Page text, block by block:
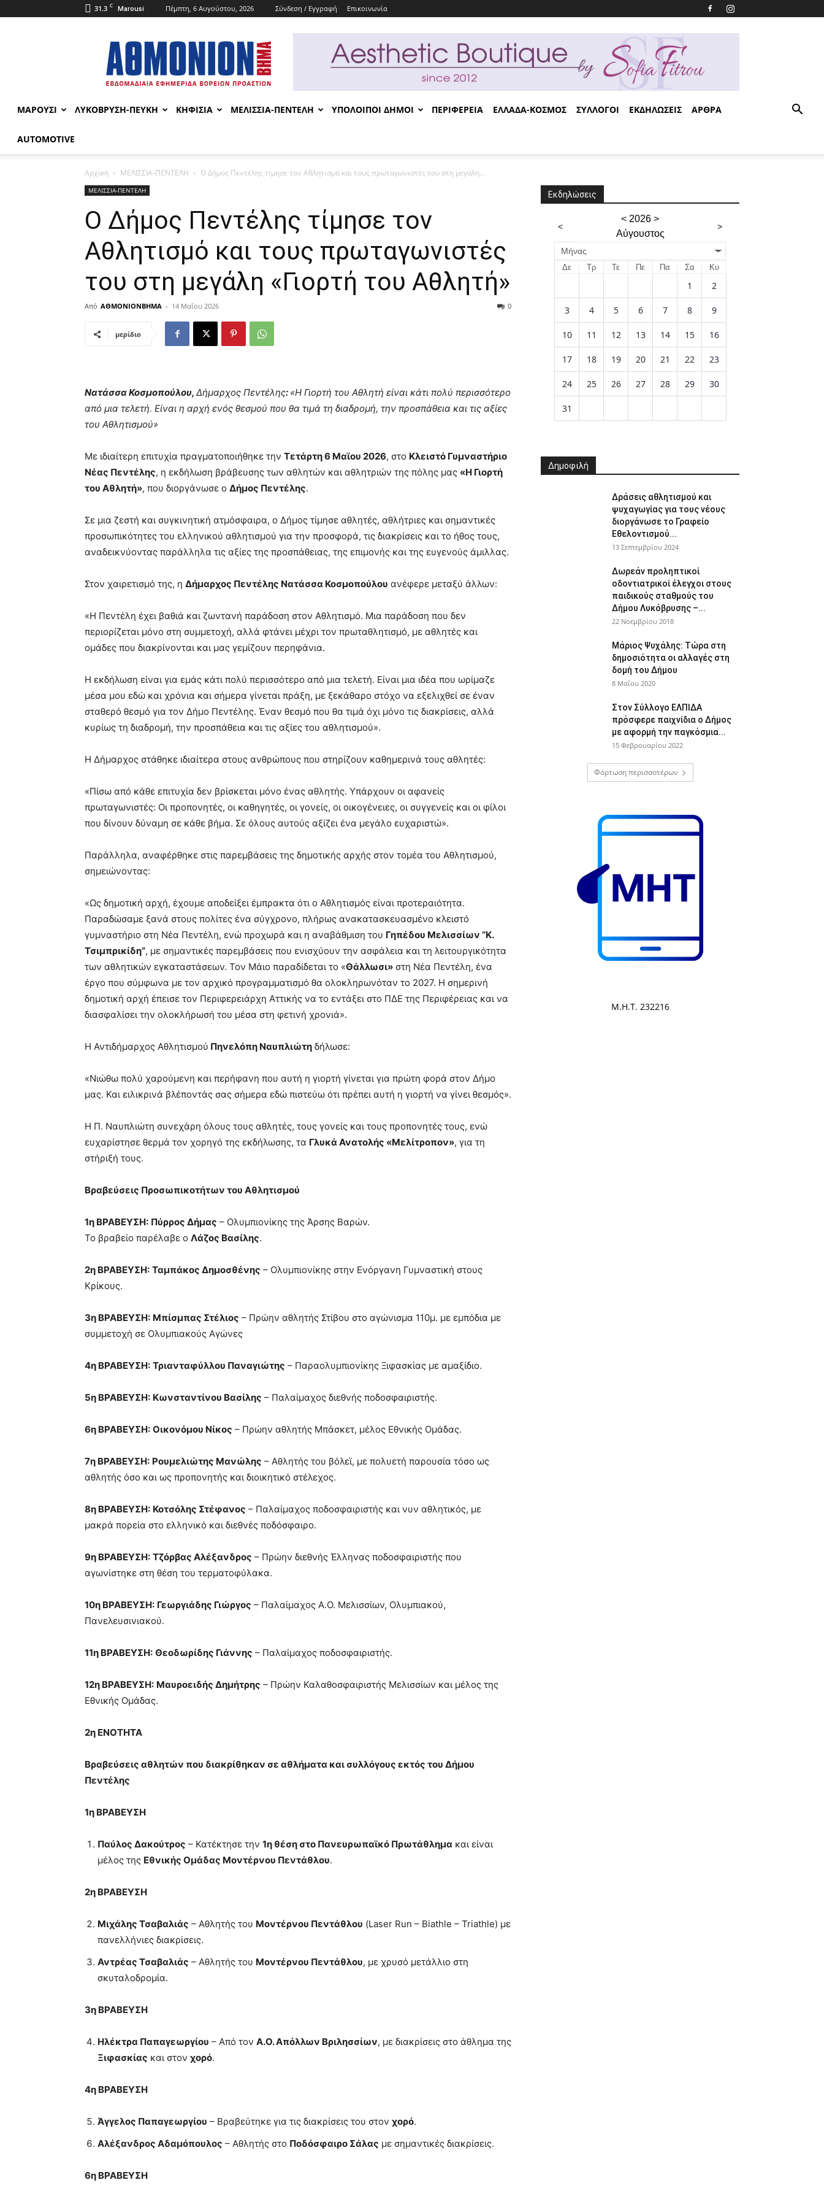
31.3 C Marousi Πέμπτη, 6 Αυγούστου, 2026 Σύνδεση / Εγγραφή Επικοινωνία
ΑΘΜΟΝΙΟΝ
ΒΗΜΑ
ΜΑΡΟΥΣΙ ΛΥΚΟΒΡΥΣΗ-ΠΕΥΚΗ ΚΗΦΙΣΙΑ ΜΕΛΙΣΣΙΑ-ΠΕΝΤΕΛΗ ΥΠΟΛΟΙΠΟΙ ΔΗΜΟΙ ΠΕΡΙΦΕΡΕΙΑ ΕΛΛΑΔΑ-ΚΟΣΜΟΣ ΣΥΛΛΟΓΟΙ ΕΚΔΗΛΩΣΕΙΣ ΑΡΘΡΑ
AUTOMOTIVE
Αρχική ΜΕΛΙΣΣΙΑ-ΠΕΝΤΕΛΗ Ο Δήμος Πεντέλης τίμησε τον Αθλητισμό και τους πρωταγωνιστές του στη μεγάλη...
ΜΕΛΙΣΣΙΑ-ΠΕΝΤΕΛΗ
Ο Δήμος Πεντέλης τίμησε τον
Αθλητισμό και τους πρωταγωνιστές
του στη μεγάλη «Γιορτή του Αθλητή»
Από ΑΘΜΟΝΙΟΝΒΗΜΑ - 14 Μαΐου 2026 0
μερίδιο
Νατάσσα Κοσμοπούλου, Δήμαρχος Πεντέλης: «Η Γιορτή του Αθλητή είναι κάτι πολύ περισσότερο
από μια τελετή. Είναι η αρχή ενός θεσμού που θα τιμά τη διαδρομή, την προσπάθεια και τις αξίες
του Αθλητισμού»
Με ιδιαίτερη επιτυχία πραγματοποιήθηκε την Τετάρτη 6 Μαϊου 2026, στο Κλειστό Γυμναστήριο
Νέας Πεντέλης, η εκδήλωση βράβευσης των αθλητών και αθλητριών της πόλης μας «Η Γιορτή
του Αθλητή», που διοργάνωσε ο Δήμος Πεντέλης.
Σε μια ζεστή και συγκινητική ατμόσφαιρα, ο Δήμος τίμησε αθλητές, αθλήτριες και σημαντικές
προσωπικότητες του ελληνικού αθλητισμού για την προσφορά, τις διακρίσεις και το ήθος τους,
αναδεικνύοντας παράλληλα τις αξίες της προσπάθειας, της επιμονής και της ευγενούς άμιλλας.
Στον χαιρετισμό της, η Δήμαρχος Πεντέλης Νατάσσα Κοσμοπούλου ανέφερε μεταξύ άλλων:
«Η Πεντέλη έχει βαθιά και ζωντανή παράδοση στον Αθλητισμό. Μια παράδοση που δεν
περιορίζεται μόνο στη συμμετοχή, αλλά φτάνει μέχρι τον πρωταθλητισμό, με αθλητές και
ομάδες που διακρίνονται και μας γεμίζουν περηφάνια.
Η εκδήλωση είναι για εμάς κάτι πολύ περισσότερο από μια τελετή. Είναι μια ιδέα που ωρίμαζε
μέσα μου εδώ και χρόνια και σήμερα γίνεται πράξη, με ξεκάθαρο στόχο να εξελιχθεί σε έναν
σταθερό θεσμό για τον Δήμο Πεντέλης. Έναν θεσμό που θα τιμά όχι μόνο τις διακρίσεις, αλλά
κυρίως τη διαδρομή, την προσπάθεια και τις αξίες του αθλητισμού».
Η Δήμαρχος στάθηκε ιδιαίτερα στους ανθρώπους που στηρίζουν καθημερινά τους αθλητές:
«Πίσω από κάθε επιτυχία δεν βρίσκεται μόνο ένας αθλητής. Υπάρχουν οι αφανείς
πρωταγωνιστές: Οι προπονητές, οι καθηγητές, οι γονείς, οι οικογένειες, οι συγγενείς και οι φίλοι
που δίνουν δύναμη σε κάθε βήμα. Σε όλους αυτούς αξίζει ένα μεγάλο ευχαριστώ».
Παράλληλα, αναφέρθηκε στις παρεμβάσεις της δημοτικής αρχής στον τομέα του Αθλητισμού,
σημειώνοντας:
«Ως δημοτική αρχή, έχουμε αποδείξει έμπρακτα ότι ο Αθλητισμός είναι προτεραιότητα.
Παραδώσαμε ξανά στους πολίτες ένα σύγχρονο, πλήρως ανακατασκευασμένο κλειστό
γυμναστήριο στη Νέα Πεντέλη, ενώ προχωρά και η αναβάθμιση του Γηπέδου Μελισσίων “Κ.
Τσιμπρικίδη”, με σημαντικές παρεμβάσεις που ενισχύουν την ασφάλεια και τη λειτουργικότητα
των αθλητικών εγκαταστάσεων. Τον Μάιο παραδίδεται το «Θάλλωσι» στη Νέα Πεντέλη, ένα
έργο που σύμφωνα με τον αρχικό προγραμματισμό θα ολοκληρωνόταν το 2027. Η σημερινή
δημοτική αρχή έπεισε τον Περιφερειάρχη Αττικής να το εντάξει στο ΠΔΕ της Περιφέρειας και να
διασφαλίσει την ολοκλήρωσή του μέσα στη φετινή χρονιά».
Η Αντιδήμαρχος Αθλητισμού Πηνελόπη Ναυπλιώτη δήλωσε:
«Νιώθω πολύ χαρούμενη και περήφανη που αυτή η γιορτή γίνεται για πρώτη φορά στον Δήμο
μας. Και ειλικρινά βλέποντάς σας σήμερα εδώ πιστεύω ότι πρέπει αυτή η γιορτή να γίνει θεσμός».
Η Π. Ναυπλιώτη συνεχάρη όλους τους αθλητές, τους γονείς και τους προπονητές τους, ενώ
ευχαρίστησε θερμά τον χορηγό της εκδήλωσης, τα Γλυκά Ανατολής «Μελίτροπον», για τη
στήριξή τους.
Βραβεύσεις Προσωπικοτήτων του Αθλητισμού
1η ΒΡΑΒΕΥΣΗ: Πύρρος Δήμας – Ολυμπιονίκης της Άρσης Βαρών.
Το βραβείο παρέλαβε ο Λάζος Βασίλης.
2η ΒΡΑΒΕΥΣΗ: Ταμπάκος Δημοσθένης – Ολυμπιονίκης στην Ενόργανη Γυμναστική στους
Κρίκους.
3η ΒΡΑΒΕΥΣΗ: Μπίσμπας Στέλιος – Πρώην αθλητής Στίβου στο αγώνισμα 110μ. με εμπόδια με
συμμετοχή σε Ολυμπιακούς Αγώνες
4η ΒΡΑΒΕΥΣΗ: Τριανταφύλλου Παναγιώτης – Παραολυμπιονίκης Ξιφασκίας με αμαξίδιο.
5η ΒΡΑΒΕΥΣΗ: Κωνσταντίνου Βασίλης – Παλαίμαχος διεθνής ποδοσφαιριστής.
6η ΒΡΑΒΕΥΣΗ: Οικονόμου Νίκος – Πρώην αθλητής Μπάσκετ, μέλος Εθνικής Ομάδας.
7η ΒΡΑΒΕΥΣΗ: Ρουμελιώτης Μανώλης – Αθλητής του βόλεϊ, με πολυετή παρουσία τόσο ως
αθλητής όσο και ως προπονητής και διοικητικό στέλεχος.
8η ΒΡΑΒΕΥΣΗ: Κοτσόλης Στέφανος – Παλαίμαχος ποδοσφαιριστής και νυν αθλητικός, με
μακρά πορεία στο ελληνικό και διεθνές ποδόσφαιρο.
9η ΒΡΑΒΕΥΣΗ: Τζόρβας Αλέξανδρος – Πρώην διεθνής Έλληνας ποδοσφαιριστής που
αγωνίστηκε στη θέση του τερματοφύλακα.
10η ΒΡΑΒΕΥΣΗ: Γεωργιάδης Γιώργος – Παλαίμαχος Α.Ο. Μελισσίων, Ολυμπιακού,
Πανελευσινιακού.
11η ΒΡΑΒΕΥΣΗ: Θεοδωρίδης Γιάννης – Παλαίμαχος ποδοσφαιριστής.
12η ΒΡΑΒΕΥΣΗ: Μαυροειδής Δημήτρης – Πρώην Καλαθοσφαιριστής Μελισσίων και μέλος της
Εθνικής Ομάδας.
2η ΕΝΟΤΗΤΑ
Βραβεύσεις αθλητών που διακρίθηκαν σε αθλήματα και συλλόγους εκτός του Δήμου
Πεντέλης
1η ΒΡΑΒΕΥΣΗ
Παύλος Δακούτρος – Κατέκτησε την 1η θέση στο Πανευρωπαϊκό Πρωτάθλημα και είναι
μέλος της Εθνικής Ομάδας Μοντέρνου Πεντάθλου.
2η ΒΡΑΒΕΥΣΗ
Μιχάλης Τσαβαλιάς – Αθλητής του Μοντέρνου Πεντάθλου (Laser Run – Biathle – Triathle) με
πανελλήνιες διακρίσεις.
Αντρέας Τσαβαλιάς – Αθλητής του Μοντέρνου Πεντάθλου, με χρυσό μετάλλιο στη
σκυταλοδρομία.
3η ΒΡΑΒΕΥΣΗ
Ηλέκτρα Παπαγεωργίου – Από τον Α.Ο. Απόλλων Βριλησσίων, με διακρίσεις στο άθλημα της
Ξιφασκίας και στον χορό.
4η ΒΡΑΒΕΥΣΗ
Άγγελος Παπαγεωργίου – Βραβεύτηκε για τις διακρίσεις του στον χορό.
Αλέξανδρος Αδαμόπουλος – Αθλητής στο Ποδόσφαιρο Σάλας με σημαντικές διακρίσεις.
6η ΒΡΑΒΕΥΣΗ
Εκδηλώσεις
<
< 2026 >
Αύγουστος
>
Μήνας
Δε Τρ Τε Πε Πα Σα Κυ
1 2
3 4 5 6 7 8 9
10 11 12 13 14 15 16
17 18 19 20 21 22 23
24 25 26 27 28 29 30
31
Δημοφιλή
Δράσεις αθλητισμού και
ψυχαγωγίας για τους νέους
διοργάνωσε το Γραφείο
Εθελοντισμού...
13 Σεπτεμβρίου 2024
Δωρεάν προληπτικοί
οδοντιατρικοί έλεγχοι στους
παιδικούς σταθμούς του
Δήμου Λυκόβρυσης –...
22 Νοεμβρίου 2018
Μάριος Ψυχάλης: Τώρα στη
δημοσιότητα οι αλλαγές στη
δομή του Δήμου
8 Μαΐου 2020
Στον Σύλλογο ΕΛΠΙΔΑ
πρόσφερε παιχνίδια ο Δήμος
με αφορμή την παγκόσμια...
15 Φεβρουαρίου 2022
Φόρτωση περισσοτέρων
Μ.Η.Τ. 232216